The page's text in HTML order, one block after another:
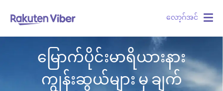
လော့ဂ်အင်
မြောက်ပိုင်းမာရိယားနား
ကျွန်းဆွယ်များ မှ ချက်